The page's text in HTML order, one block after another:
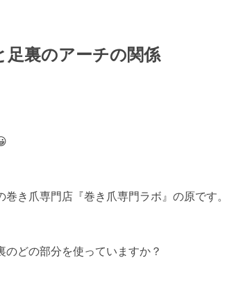
足裏のアーチの関係
巻き爪専門店『巻き爪専門ラボ』の原です。
のどの部分を使っていますか？